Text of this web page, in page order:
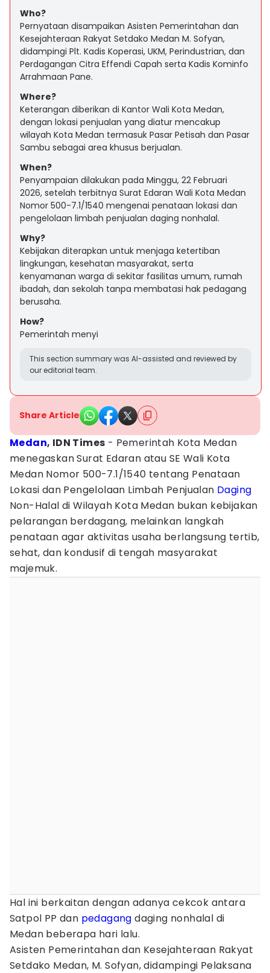
Who?
Pernyataan disampaikan Asisten Pemerintahan dan
Kesejahteraan Rakyat Setdako Medan M. Sofyan,
didampingi Plt. Kadis Koperasi, UKM, Perindustrian, dan
Perdagangan Citra Effendi Capah serta Kadis Kominfo
Arrahmaan Pane.
Where?
Keterangan diberikan di Kantor Wali Kota Medan,
dengan lokasi penjualan yang diatur mencakup
wilayah Kota Medan termasuk Pasar Petisah dan Pasar
Sambu sebagai area khusus berjualan.
When?
Penyampaian dilakukan pada Minggu, 22 Februari
2026, setelah terbitnya Surat Edaran Wali Kota Medan
Nomor 500-7.1/1540 mengenai penataan lokasi dan
pengelolaan limbah penjualan daging nonhalal.
Why?
Kebijakan diterapkan untuk menjaga ketertiban
lingkungan, kesehatan masyarakat, serta
kenyamanan warga di sekitar fasilitas umum, rumah
ibadah, dan sekolah tanpa membatasi hak pedagang
berusaha.
How?
Pemerintah menyi
This section summary was AI-assisted and reviewed by
our editorial team.
Share Article
Medan, IDN Times - Pemerintah Kota Medan
menegaskan Surat Edaran atau SE Wali Kota
Medan Nomor 500-7.1/1540 tentang Penataan
Lokasi dan Pengelolaan Limbah Penjualan Daging
Non-Halal di Wilayah Kota Medan bukan kebijakan
pelarangan berdagang, melainkan langkah
penataan agar aktivitas usaha berlangsung tertib,
sehat, dan kondusif di tengah masyarakat
majemuk.
Hal ini berkaitan dengan adanya cekcok antara
Satpol PP dan pedagang daging nonhalal di
Medan beberapa hari lalu.
Asisten Pemerintahan dan Kesejahteraan Rakyat
Setdako Medan, M. Sofyan, didampingi Pelaksana